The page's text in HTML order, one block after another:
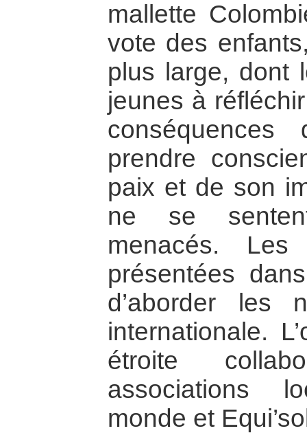
mallette
vote des
plus large, dont
jeunes à
prendre
paix et de son
ne se
menacés.
présentées
d’aborder les
internationale.
étroite
associations
monde et